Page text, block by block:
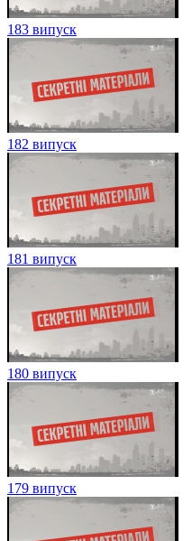
183 випуск
182 випуск
181 випуск
180 випуск
179 випуск